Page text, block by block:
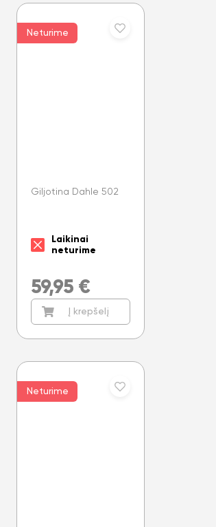
Neturime
Giljotina Dahle 502
Laikinai
neturime
59,95 €
Į krepšelį
Neturime